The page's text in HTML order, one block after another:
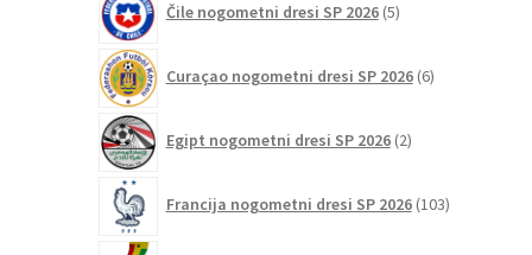
Čile nogometni dresi SP 2026 5izdelkov
Curaçao nogometni dresi SP 2026 6izdelkov
Egipt nogometni dresi SP 2026 2izdelka
Francija nogometni dresi SP 2026 103izdelki